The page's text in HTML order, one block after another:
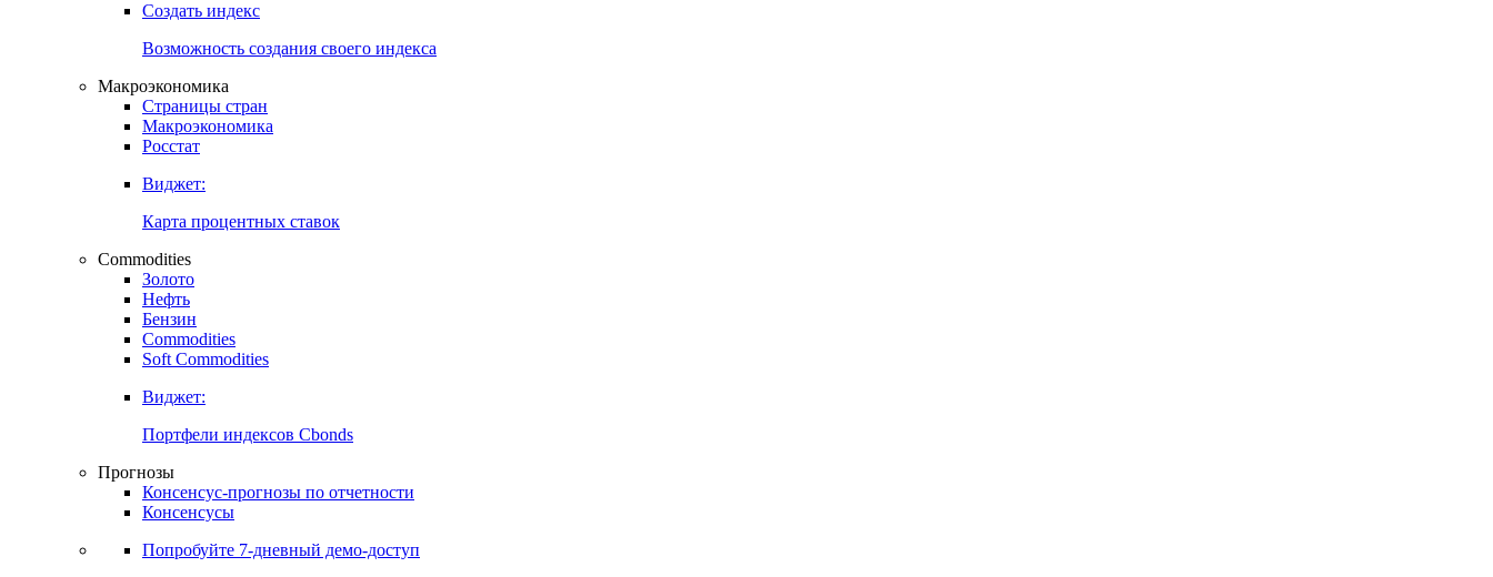
Создать индекс
Возможность создания своего индекса
Макроэкономика
Страницы стран
Макроэкономика
Росстат
Виджет:
Карта процентных ставок
Commodities
Золото
Нефть
Бензин
Commodities
Soft Commodities
Виджет:
Портфели индексов Cbonds
Прогнозы
Консенсус-прогнозы по отчетности
Консенсусы
Попробуйте 7-дневный демо-доступ